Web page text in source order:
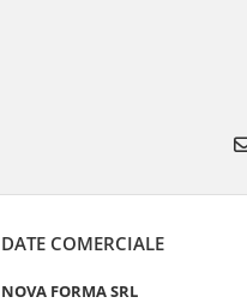
DATE COMERCIALE
NOVA FORMA SRL